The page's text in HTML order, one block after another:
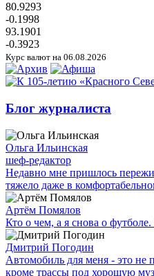
80.9293
-0.1998
93.1901
-0.3923
Курс валют на 06.08.2026
Блог журналиста
Ольга Ильинская
шеф-редактор
Недавно мне пришлось
тяжело даже в
Артём Помялов
Кто о чем, а я снова о
Дмитрий Погодин
Автомобиль для меня - это не
кроме трассы под хорошую